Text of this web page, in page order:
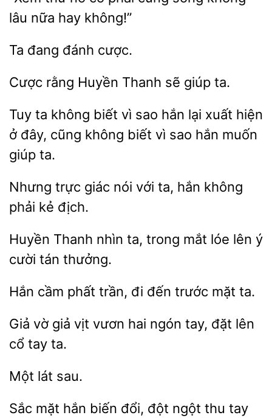
lâu nữa hay
Ta
rằng Huyền Thanh giúp
Tuy ta không biết vì sao hắn lại
hiện
ở đây, cũng không biết vì sao
muốn
ta.
Nhưng trực giác nói
hắn không
phải kẻ
Huyền Thanh nhìn ta, trong mắt lóe
ý
thưởng.
phất trần, đi đến trước ta.
Giả vờ giả vịt vươn hai
tay, đặt
cổ tay
mặt hắn biến đổi, đột ngột tay